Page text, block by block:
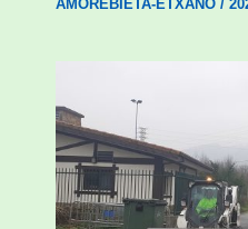
AMOREBIETA-ETXANO/